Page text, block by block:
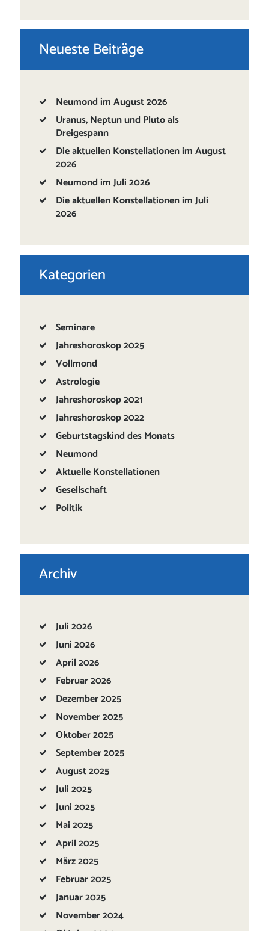
Neueste Beiträge
Neumond im August 2026
Uranus, Neptun und Pluto als
Dreigespann
Die aktuellen Konstellationen im August
2026
Neumond im Juli 2026
Die aktuellen Konstellationen im Juli
2026
Kategorien
Seminare
Jahreshoroskop 2025
Vollmond
Astrologie
Jahreshoroskop 2021
Jahreshoroskop 2022
Geburtstagskind des Monats
Neumond
Aktuelle Konstellationen
Gesellschaft
Politik
Archiv
Juli2026
Juni2026
April2026
Februar2026
Dezember2025
November2025
Oktober2025
September2025
August2025
Juli2025
Juni2025
Mai2025
April2025
März2025
Februar2025
Januar2025
November2024